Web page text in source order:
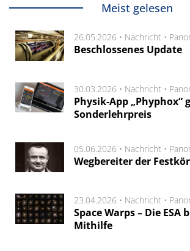
Meist gelesen
26.05.2026 • Nachricht •
Beschlossenes Update
30.03.2026 • Nachricht •
Physik-App „Phyphox“
Sonderlehrpreis
05.06.2026 • Nachricht •
Wegbereiter der
23.04.2026 • Nachricht •
Space Warps – Die ESA
Mithilfe